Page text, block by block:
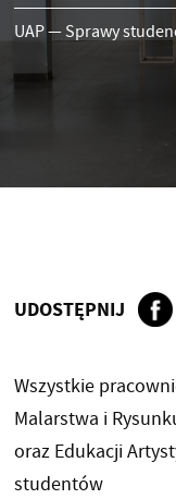
UAP— Sprawy
UDOSTĘPNIJ
Wszystkie
Malarstwa i
oraz Edukacji
studentów